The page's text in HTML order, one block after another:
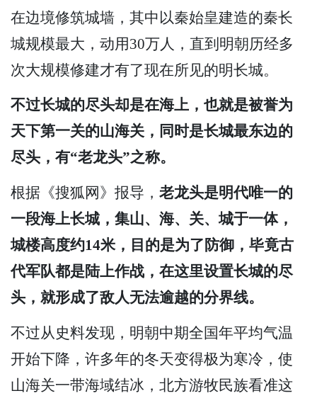
在边境修筑城墙，其中以秦始皇建造的秦长
城规模最大，动用30万人，直到明朝历经多
次大规模修建才有了现在所见的明长城。
不过长城的尽头却是在海上，也就是被誉为
天下第一关的山海关，同时是长城最东边的
尽头，有“老龙头”之称。
根据《搜狐网》报导， 老龙头是明代唯一的
一段海上长城，集山、海、关、城于一体，
城楼高度约14米，目的是为了防御，毕竟古
代军队都是陆上作战，在这里设置长城的尽
头，就形成了敌人无法逾越的分界线。
不过从史料发现，明朝中期全国年平均气温
开始下降，许多年的冬天变得极为寒冷，使
山海关一带海域结冰，北方游牧民族看准这